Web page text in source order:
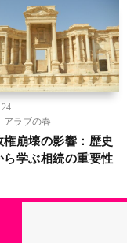
アラブの春
権崩壊の影響：歴史
ら学ぶ相続の重要性